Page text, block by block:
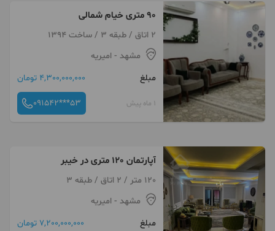
۹۰ متری خیام شمالی
2 اتاق / طبقه 3 / ساخت 1394
مشهد - امیریه
مبلغ
4,300,000,000 تومان
1 ماه پیش 091542***53
آپارتمان 120 متری در خیبر
120 متر / 2 اتاق / طبقه 3
مشهد - امیریه
مبلغ
7,200,000,000 تومان